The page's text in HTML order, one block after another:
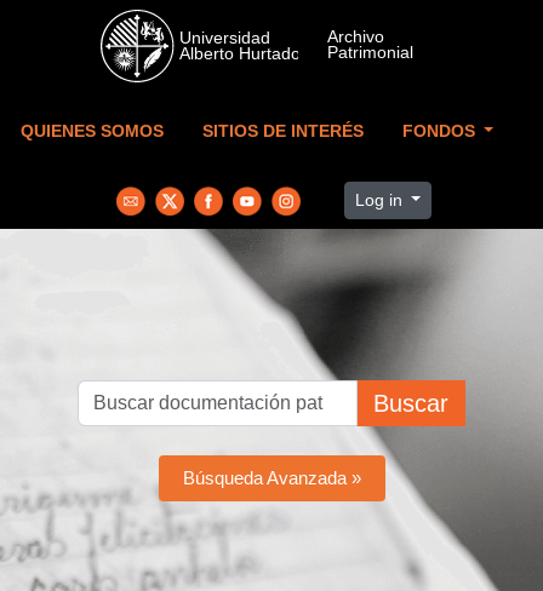
Skip to main content
QUIENES SOMOS SITIOS DE INTERÉS FONDOS
Log in
Buscar
Búsqueda Avanzada »